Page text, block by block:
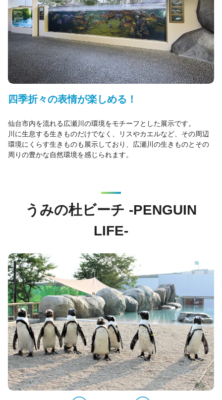
四季折々の表情が楽しめる！
仙台市内を流れる広瀬川の環境をモチーフとした展示です。
川に生息する生きものだけでなく、リスやカエルなど、その周辺
環境にくらす生きものも展示しており、広瀬川の生きものとその
周りの豊かな自然環境を感じられます。
うみの杜ビーチ -PENGUIN
LIFE-